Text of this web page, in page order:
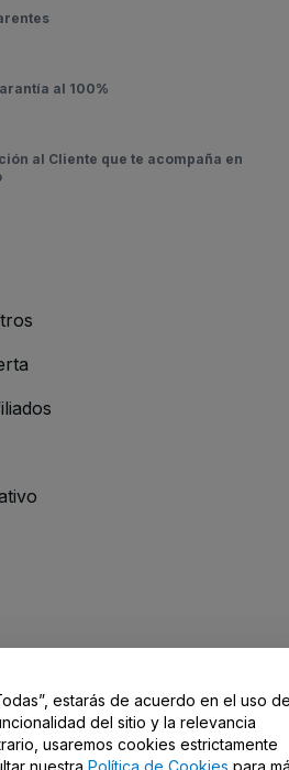
al 100%
al Cliente que te acompaña en
/ Contacto
estarás de acuerdo en el uso
del sitio y la relevancia
usaremos cookies estrictamente
nuestra Política de Cookies para